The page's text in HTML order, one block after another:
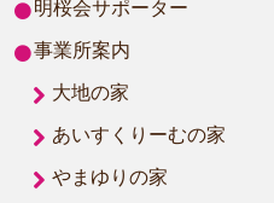
明桜会サポーター
事業所案内
大地の家
あいすくりーむの家
やまゆりの家